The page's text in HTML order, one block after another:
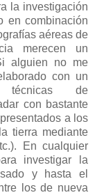
la investigación
en combinación
aéreas de
merecen un
alguien no me
con un
de
con bastante
a los
tierra mediante
En cualquier
investigar la
y hasta el
los de nueva